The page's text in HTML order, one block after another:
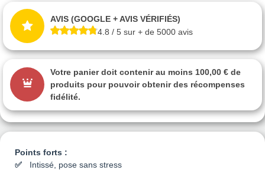
Points forts :
Intissé, pose sans stress
AVIS (GOOGLE + AVIS VÉRIFIÉS)
4.8 / 5 sur + de 5000 avis
Votre panier doit contenir au moins 100,00 € de
produits pour pouvoir obtenir des récompenses
fidélité.